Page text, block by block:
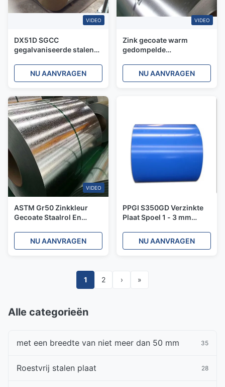
VIDEO
DX51D SGCC
gegalvaniseerde stalen
zink stalen spoelen
metaal gi strip 600mm
NU AANVRAGEN
VIDEO
Zink gecoate warm
gedompelde
HDGI GI warm gedompeld
S235 S355 C Mild
NU AANVRAGEN
VIDEO
ASTM Gr50 Zinkkleur
Gecoate Staalrol En
Staalrol Voor Constructie
NU AANVRAGEN
PPGI S350GD Verzinkte
Plaat Spoel 1 - 3 mm
Golfplaat
NU AANVRAGEN
1 2 › »
Alle categorieën
met een breedte van niet meer dan 50 mm 35
Roestvrij stalen plaat 28